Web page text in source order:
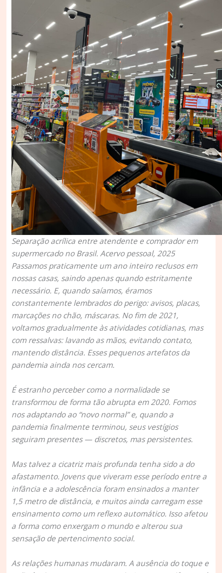
Separação acrílica entre atendente e comprador em
supermercado no Brasil. Acervo pessoal, 2025
Passamos praticamente um ano inteiro reclusos em
nossas casas, saindo apenas quando estritamente
necessário. E, quando saíamos, éramos
constantemente lembrados do perigo: avisos, placas,
marcações no chão, máscaras. No fim de 2021,
voltamos gradualmente às atividades cotidianas, mas
com ressalvas: lavando as mãos, evitando contato,
mantendo distância. Esses pequenos artefatos da
pandemia ainda nos cercam.
É estranho perceber como a normalidade se
transformou de forma tão abrupta em 2020. Fomos
nos adaptando ao “novo normal” e, quando a
pandemia finalmente terminou, seus vestígios
seguiram presentes — discretos, mas persistentes.
Mas talvez a cicatriz mais profunda tenha sido a do
afastamento. Jovens que viveram esse período entre a
infância e a adolescência foram ensinados a manter
1,5 metro de distância, e muitos ainda carregam esse
ensinamento como um reflexo automático. Isso afetou
a forma como enxergam o mundo e alterou sua
sensação de pertencimento social.
As relações humanas mudaram. A ausência do toque e